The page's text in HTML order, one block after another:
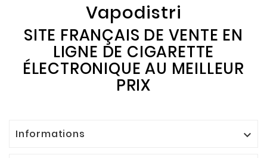
Vapodistri
SITE FRANÇAIS DE VENTE EN
LIGNE DE CIGARETTE
ÉLECTRONIQUE AU MEILLEUR
PRIX
Informations 